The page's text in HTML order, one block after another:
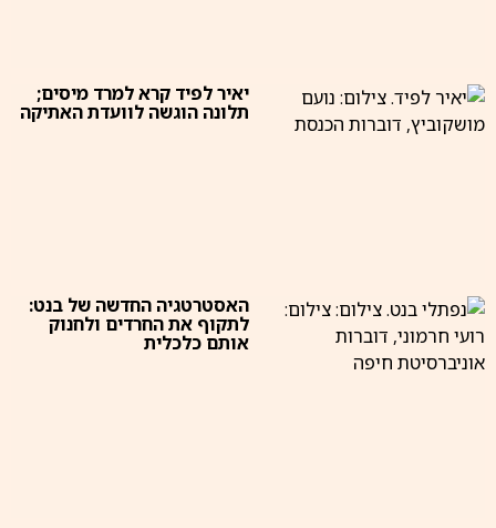
יאיר לפיד קרא למרד מיסים;
תלונה הוגשה לוועדת האתיקה
האסטרטגיה החדשה של בנט:
לתקוף את החרדים ולחנוק
אותם כלכלית